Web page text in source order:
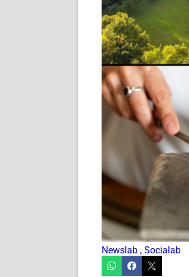
Newslab , Socialab